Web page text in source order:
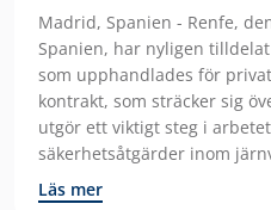
Madrid, Spanien - Renfe,
Spanien, har nyligen
som upphandlades för
kontrakt, som sträcker sig
utgör ett viktigt steg i
säkerhetsåtgärder inom
Läs mer